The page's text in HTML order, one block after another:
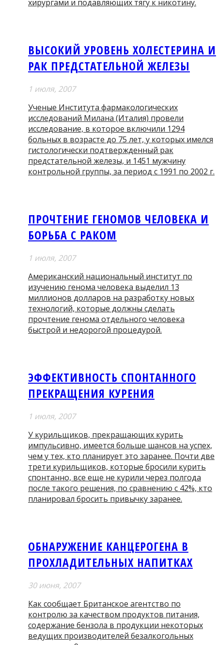
хирургами и подавляющих тягу к никотину.
ВЫСОКИЙ УРОВЕНЬ ХОЛЕСТЕРИНА И
РАК ПРЕДСТАТЕЛЬНОЙ ЖЕЛЕЗЫ
1 июля, 2007
Ученые Института фармакологических
исследований Милана (Италия) провели
исследование, в которое включили 1294
больных в возрасте до 75 лет, у которых имелся
гистологически подтвержденный рак
предстательной железы, и 1451 мужчину
контрольной группы, за период с 1991 по 2002 г.
ПРОЧТЕНИЕ ГЕНОМОВ ЧЕЛОВЕКА И
БОРЬБА С РАКОМ
1 июля, 2007
Американский национальный институт по
изучению генома человека выделил 13
миллионов долларов на разработку новых
технологий, которые должны сделать
прочтение генома отдельного человека
быстрой и недорогой процедурой.
ЭФФЕКТИВНОСТЬ СПОНТАННОГО
ПРЕКРАЩЕНИЯ КУРЕНИЯ
1 июля, 2007
У курильщиков, прекращающих курить
импульсивно, имеется больше шансов на успех,
чем у тех, кто планирует это заранее. Почти две
трети курильщиков, которые бросили курить
спонтанно, все еще не курили через полгода
после такого решения, по сравнению с 42%, кто
планировал бросить привычку заранее.
ОБНАРУЖЕНИЕ КАНЦЕРОГЕНА В
ПРОХЛАДИТЕЛЬНЫХ НАПИТКАХ
30 июня, 2007
Как сообщает Британское агентство по
контролю за качеством продуктов питания,
содержание бензола в продукции некоторых
ведущих производителей безалкогольных